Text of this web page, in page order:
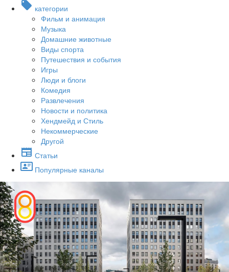
категории
Фильм и анимация
Музыка
Домашние животные
Виды спорта
Путешествия и события
Игры
Люди и блоги
Комедия
Развлечения
Новости и политика
Хендмейд и Стиль
Некоммерческие
Другой
Статьи
Популярные каналы